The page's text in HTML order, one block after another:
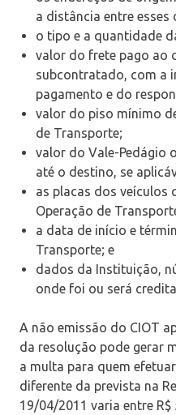
a distância entre esses
o tipo e a quantidade
valor do frete pago ao
subcontratado, com a
pagamento e do
valor do piso mínimo
de Transporte;
valor do Vale-Pedágio
até o destino, se
as placas dos veículos
Operação de
a data de início e
Transporte; e
dados da Instituição,
onde foi ou será
A não emissão do CIOT
da resolução pode gerar
a multa para quem
diferente da prevista na
19/04/2011 varia entre R$